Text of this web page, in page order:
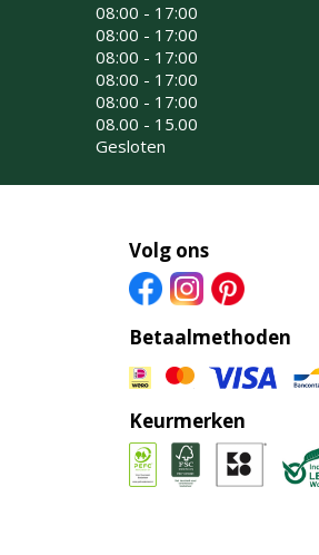
08:00 - 17:00
08:00 - 17:00
08:00 - 17:00
08:00 - 17:00
08:00 - 17:00
08.00 - 15.00
Gesloten
Volg ons
Betaalmethoden
Keurmerken